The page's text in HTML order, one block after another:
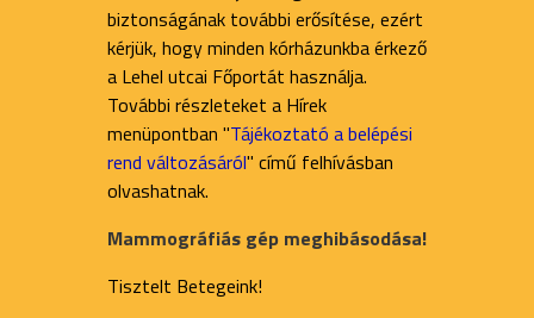
biztonságának további erősítése, ezért
kérjük, hogy minden kórházunkba érkező
a Lehel utcai Főportát használja.
További részleteket a Hírek
menüpontban "Tájékoztató a belépési
rend változásáról" című felhívásban
olvashatnak.
Mammográfiás gép meghibásodása!
Tisztelt Betegeink!